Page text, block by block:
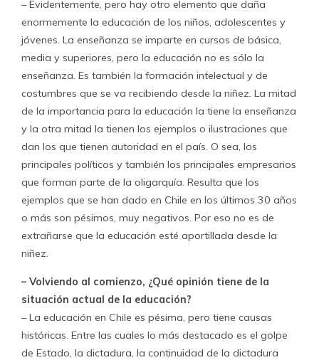
– Evidentemente, pero hay otro elemento que daña
enormemente la educación de los niños, adolescentes y
jóvenes. La enseñanza se imparte en cursos de básica,
media y superiores, pero la educación no es sólo la
enseñanza. Es también la formación intelectual y de
costumbres que se va recibiendo desde la niñez. La mitad
de la importancia para la educación la tiene la enseñanza
y la otra mitad la tienen los ejemplos o ilustraciones que
dan los que tienen autoridad en el país. O sea, los
principales políticos y también los principales empresarios
que forman parte de la oligarquía. Resulta que los
ejemplos que se han dado en Chile en los últimos 30 años
o más son pésimos, muy negativos. Por eso no es de
extrañarse que la educación esté aportillada desde la
niñez.
– Volviendo al comienzo, ¿Qué opinión tiene de la
situación actual de la educación?
– La educación en Chile es pésima, pero tiene causas
históricas. Entre las cuales lo más destacado es el golpe
de Estado, la dictadura, la continuidad de la dictadura